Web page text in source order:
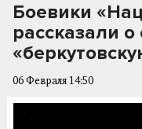
Боевики
рассказали
06 Февраля 14:50